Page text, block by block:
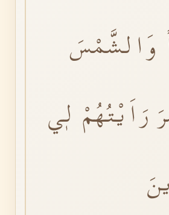
وَالشَّمْسَ
رَاَيْتُهُمْ لٖي